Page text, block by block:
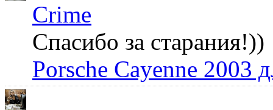
Crime
Спасибо за старания!))
Porsche Cayenne 2003